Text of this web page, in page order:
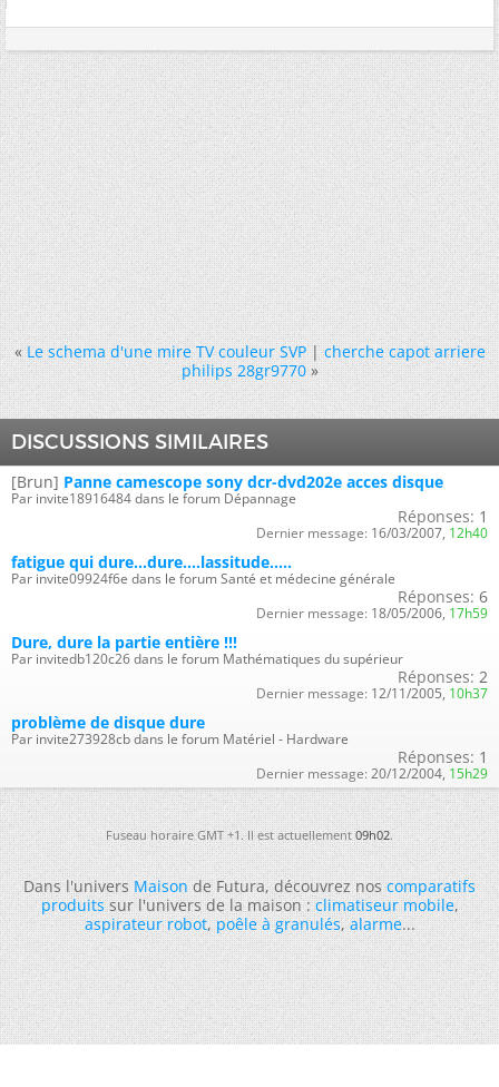
« Le schema d'une mire TV couleur SVP|cherche capot arriere
philips 28gr9770 »
DISCUSSIONS SIMILAIRES
[Brun] Panne camescope sony dcr-dvd202e acces disque
Par invite18916484 dans le forum Dépannage
Réponses: 1
Dernier message: 16/03/2007, 12h40
fatigue qui dure...dure....lassitude.....
Par invite09924f6e dans le forum Santé et médecine générale
Réponses: 6
Dernier message: 18/05/2006, 17h59
Dure, dure la partie entière !!!
Par invitedb120c26 dans le forum Mathématiques du supérieur
Réponses: 2
Dernier message: 12/11/2005, 10h37
problème de disque dure
Par invite273928cb dans le forum Matériel - Hardware
Réponses: 1
Dernier message: 20/12/2004, 15h29
Fuseau horaire GMT +1. Il est actuellement09h02.
Dans l'universMaisonde Futura, découvrez noscomparatifs
produitssur l'univers de la maison :climatiseur mobile,
aspirateur robot,poêle à granulés,alarme...